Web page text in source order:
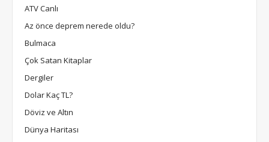
ATV Canlı
Az önce deprem nerede oldu?
Bulmaca
Çok Satan Kitaplar
Dergiler
Dolar Kaç TL?
Döviz ve Altın
Dünya Haritası